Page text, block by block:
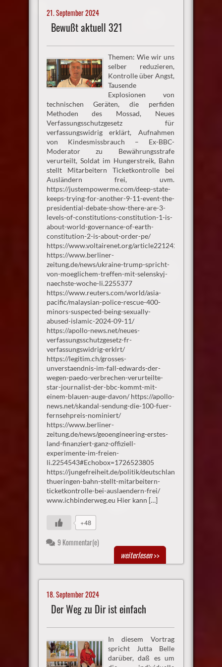
21. September 2024
Bewußt aktuell 321
Themen: Wie wir uns
selber reduzieren,
Kontrolle über Angst,
Tausende
Explosionen von
technischen Geräten, die perfiden
Methoden des Mossad, Neues
Verfassungsschutzgesetz für
verfassungswidrig erklärt, Aufnahmen
von Kindesmissbrauch – Ex-BBC-
Moderator zu Bewährungsstrafe
verurteilt, Soldat im Hungerstreik, Bahn
stellt Mitarbeitern Ticketkontrolle bei
Ausländern frei, uvm.
https://justempowerme.com/deep-state-
keeps-trying-for-another-9-11-event-the-
presidential-debate-show-there-are-3-
levels-of-constitutions-constitution-1-is-
about-world-governance-of-earth-
constitution-2-is-about-order-pe/
https://www.voltairenet.org/article221242.html
https://www.berliner-
zeitung.de/news/ukraine-trump-spricht-
von-moeglichem-treffen-mit-selenskyj-
naechste-woche-li.2255377
https://www.reuters.com/world/asia-
pacific/malaysian-police-rescue-400-
minors-suspected-being-sexually-
abused-islamic-2024-09-11/
https://apollo-news.net/neues-
verfassungsschutzgesetz-fr-
verfassungswidrig-erklrt/
https://legitim.ch/grosses-
unverstaendnis-im-fall-edwards-der-
wegen-paedo-verbrechen-verurteilte-
star-journalist-der-bbc-kommt-mit-
einem-blauen-auge-davon/ https://apollo-
news.net/skandal-sendung-die-100-fuer-
fernsehpreis-nominiert/
https://www.berliner-
zeitung.de/news/geoengineering-erstes-
land-finanziert-ganz-offiziell-
experimente-im-freien-
li.2254543#Echobox=1726523805
https://jungefreiheit.de/politik/deutschland/2024/sued-
thueringen-bahn-stellt-mitarbeitern-
ticketkontrolle-bei-auslaendern-frei/
www.ichbinderweg.eu Hier kann […]
+48
9 Kommentar(e)
weiterlesen>>
18. September 2024
Der Weg zu Dir ist einfach
In diesem Vortrag
spricht Jutta Belle
darüber, daß es um